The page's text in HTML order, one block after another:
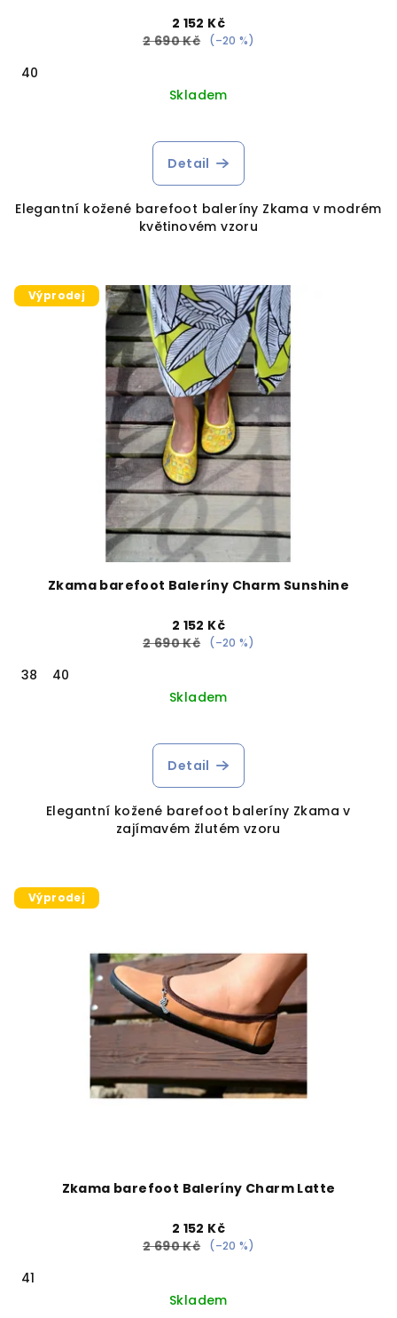
2 152 Kč
2 690 Kč
(–20 %)
40
Skladem
Detail
Elegantní kožené barefoot baleríny Zkama v modrém
květinovém vzoru
Výprodej
Zkama barefoot Baleríny Charm Sunshine
2 152 Kč
2 690 Kč
(–20 %)
38
40
Skladem
Detail
Elegantní kožené barefoot baleríny Zkama v
zajímavém žlutém vzoru
Výprodej
Zkama barefoot Baleríny Charm Latte
2 152 Kč
2 690 Kč
(–20 %)
41
Skladem